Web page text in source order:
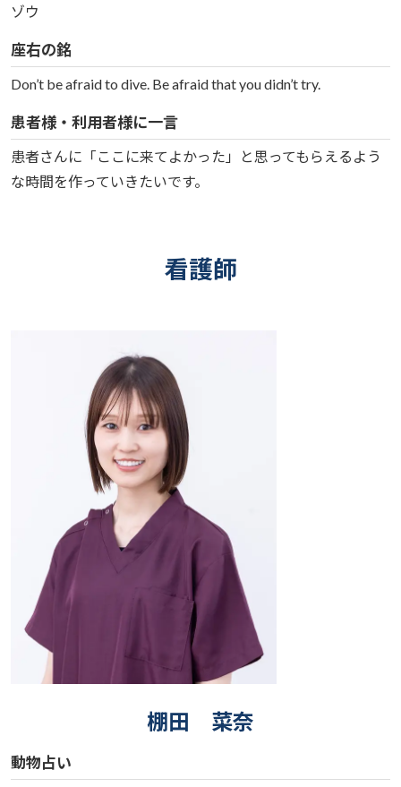
ゾウ
座右の銘
Don’t be afraid to dive. Be afraid that you didn’t try.
患者様・利用者様に一言
患者さんに「ここに来てよかった」と思ってもらえるよう
な時間を作っていきたいです。
看護師
棚田 菜奈
動物占い